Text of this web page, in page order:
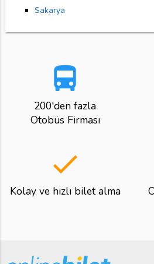
Sakarya
directions_bus
200'den fazla
Otobüs Firması
done
Kolay ve hızlı bilet alma